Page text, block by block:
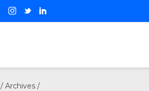
/ Archives /